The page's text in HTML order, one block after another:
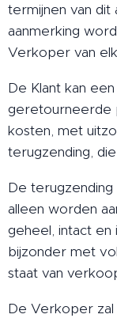
termijnen van
aanmerking
Verkoper van
De Klant kan
geretourneerde
kosten, met
terugzending,
De
alleen worden
geheel, intact en
bijzonder met
staat van
De Verkoper zal